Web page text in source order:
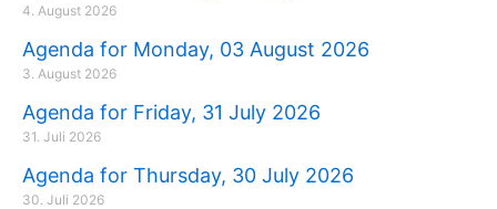
4. August 2026
Agenda for Monday, 03 August 2026
3. August 2026
Agenda for Friday, 31 July 2026
31. Juli 2026
Agenda for Thursday, 30 July 2026
30. Juli 2026